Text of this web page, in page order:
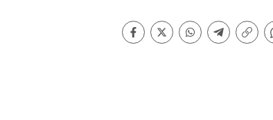
Facebook
TwitterWhatsapp
Telegram
Comentarios